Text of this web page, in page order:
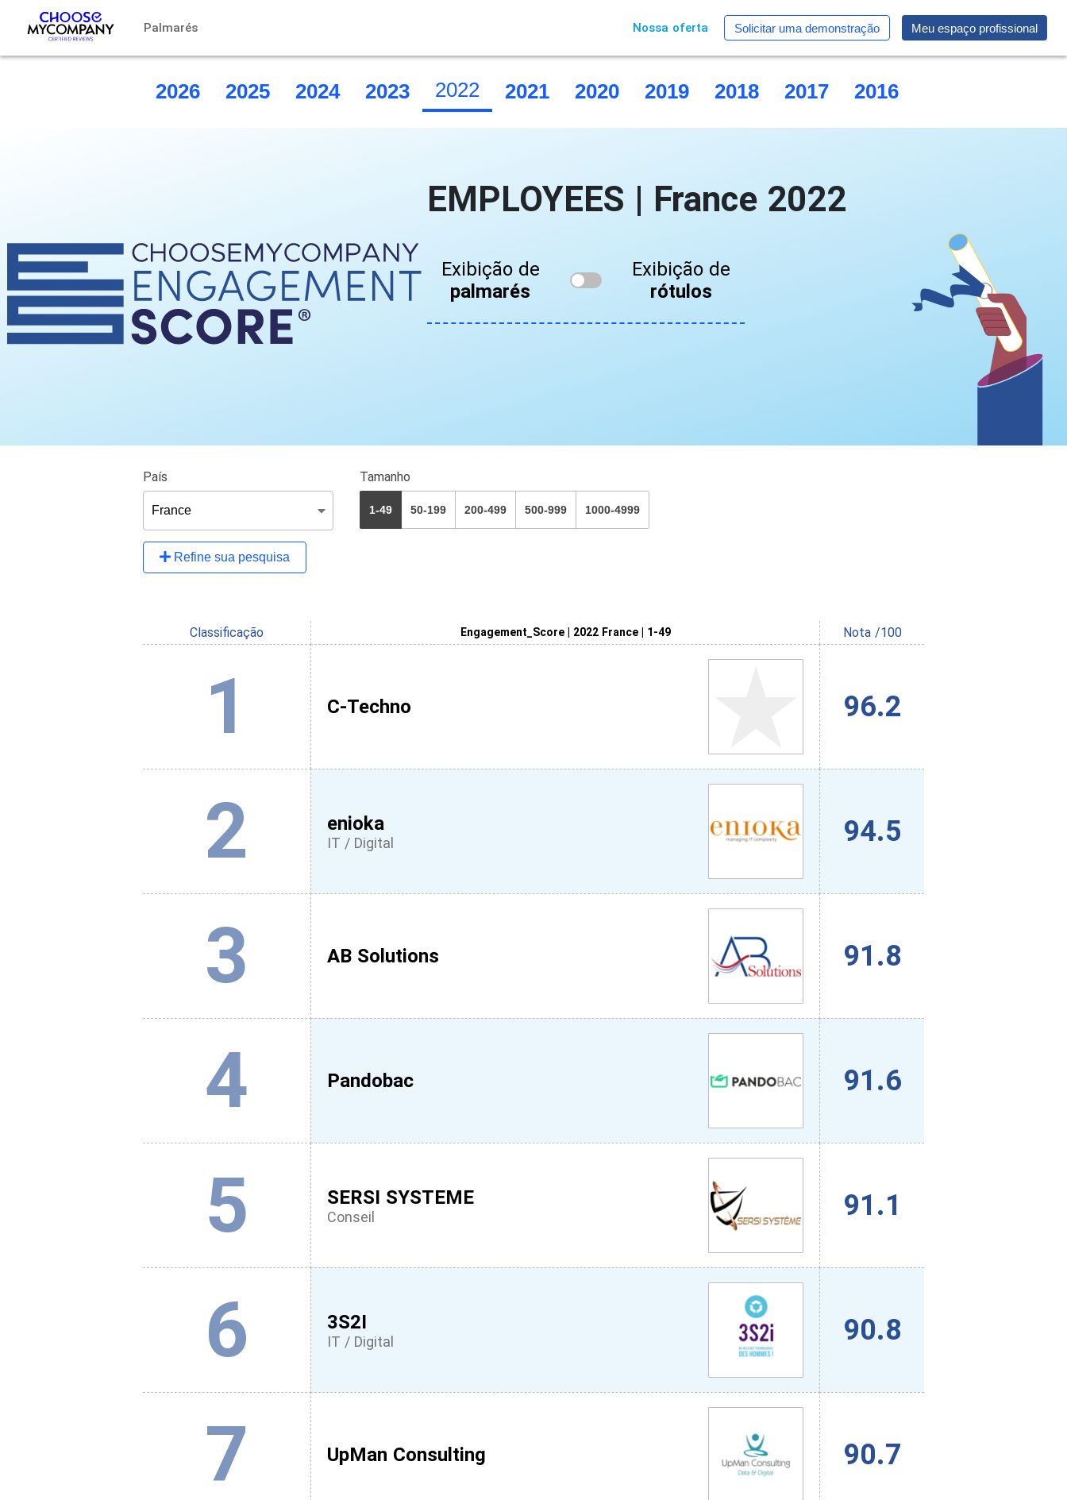
Palmarés Nossa oferta Solicitar uma demonstração Meu espaço profissional
2026 2025 2024 2023 2022 2021 2020 2019 2018 2017 2016
EMPLOYEES | France 2022
Exibição de
palmarés
Exibição de
rótulos
País Tamanho
1-49 50-199 200-499 500-999 1000-4999
Refine sua pesquisa
Classificação Engagement_Score | 2022 France | 1-49 Nota /100
1 C-Techno 96.2
2 enioka
IT / Digital 94.5
3 AB Solutions 91.8
4 Pandobac 91.6
5 SERSI SYSTEME
Conseil 91.1
6 3S2I
IT / Digital 90.8
7 UpMan Consulting 90.7